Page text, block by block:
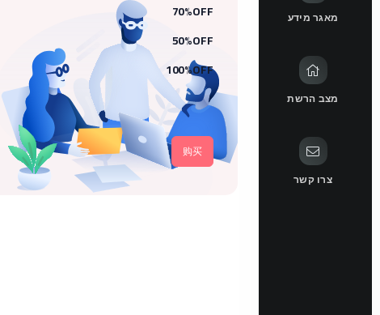
מאגר מידע
מצב הרשת
צרו קשר
70%OFF
50%OFF
100%OFF
购买